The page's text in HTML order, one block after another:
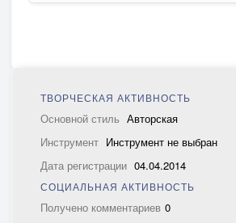
ТВОРЧЕСКАЯ АКТИВНОСТЬ
Основной стиль Авторская
Инструмент Инструмент не выбран
Дата регистрации 04.04.2014
СОЦИАЛЬНАЯ АКТИВНОСТЬ
Получено комментариев 0